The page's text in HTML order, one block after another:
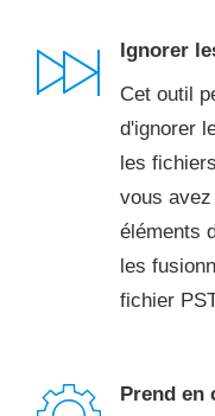
Ignorer
Cet outil
d'ignorer
les
vous
éléments
les
fichier
Prend en